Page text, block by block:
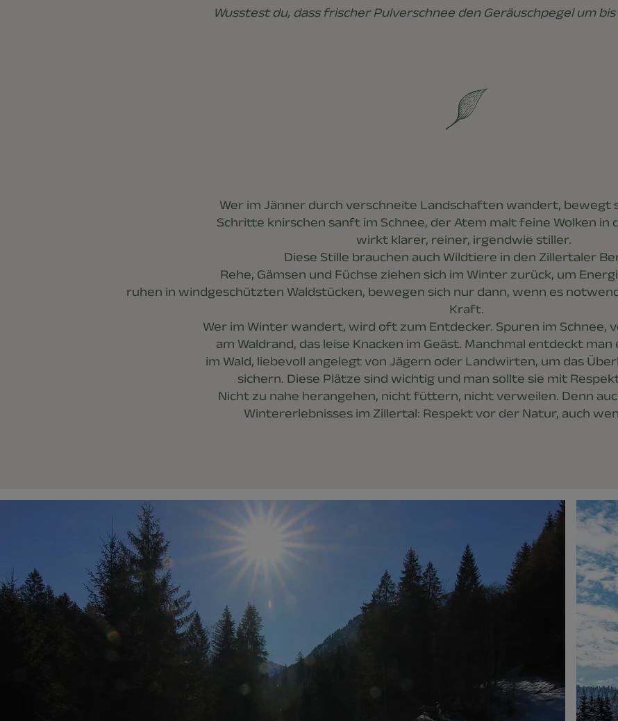
Wusstest du, dass frischer Pulverschnee den Geräuschpegel um
Wer im Jänner durch verschneite Landschaften wandert, bewegt
Schritte knirschen sanft im Schnee, der Atem malt feine Wolken in
wirkt klarer, reiner, irgendwie stiller.
Diese Stille brauchen auch Wildtiere in den Zillertaler
Rehe, Gämsen und Füchse ziehen sich im Winter zurück, um
ruhen in windgeschützten Waldstücken, bewegen sich nur dann, wenn es
Kraft.
Wer im Winter wandert, wird oft zum Entdecker. Spuren im Schnee,
am Waldrand, das leise Knacken im Geäst. Manchmal entdeckt
im Wald, liebevoll angelegt von Jägern oder Landwirten, um das
sichern. Diese Plätze sind wichtig und man sollte sie mit
Nicht zu nahe herangehen, nicht füttern, nicht verweilen. Denn
Wintererlebnisses im Zillertal: Respekt vor der Natur, auch